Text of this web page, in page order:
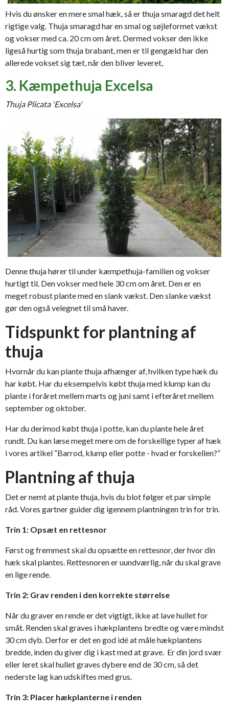
Hvis du ønsker en mere smal hæk, så er thuja smaragd det helt
rigtige valg. Thuja smaragd har en smal og søjleformet vækst
og vokser med ca. 20 cm om året. Dermed vokser den ikke
ligeså hurtig som thuja brabant, men er til gengæld har den
allerede vokset sig tæt, når den bliver leveret,
3. Kæmpethuja Excelsa
Thuja Plicata 'Excelsa'
Denne thuja hører til under kæmpethuja-familien og vokser
hurtigt til. Den vokser med hele 30 cm om året. Den er en
meget robust plante med en slank vækst. Den slanke vækst
gør den også velegnet til små haver.
Tidspunkt for plantning af
thuja
Hvornår du kan plante thuja afhænger af, hvilken type hæk du
har købt. Har du eksempelvis købt thuja med klump kan du
plante i foråret mellem marts og juni samt i efteråret mellem
september og oktober.
Har du derimod købt thuja i potte, kan du plante hele året
rundt. Du kan læse meget mere om de forskellige typer af hæk
i vores artikel “Barrod, klump eller potte - hvad er forskellen?”
Plantning af thuja
Det er nemt at plante thuja, hvis du blot følger et par simple
råd. Vores gartner guider dig igennem plantningen trin for trin.
Trin 1: Opsæt en rettesnor
Først og fremmest skal du opsætte en rettesnor, der hvor din
hæk skal plantes. Rettesnoren er uundværlig, når du skal grave
en lige rende.
Trin 2: Grav renden i den korrekte størrelse
Når du graver en rende er det vigtigt, ikke at lave hullet for
småt. Renden skal graves i hækplantens bredte og være mindst
30 cm dyb. Derfor er det en god idé at måle hækplantens
bredde, inden du giver dig i kast med at grave. Er din jord svær
eller leret skal hullet graves dybere end de 30 cm, så det
nederste lag kan udskiftes med grus.
Trin 3: Placer hækplanterne i renden